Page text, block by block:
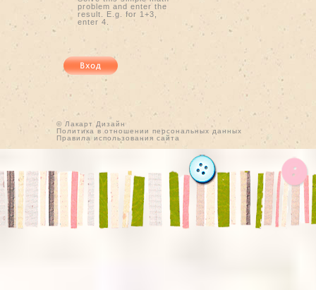
problem and enter the
result. E.g. for 1+3,
enter 4.
© Лакарт Дизайн
Политика в отношении персональных данных
Правила использования сайта